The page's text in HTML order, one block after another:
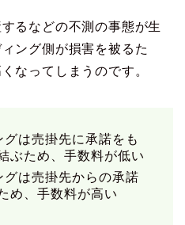
るなどの不測の事態が生
ング側が損害を被るた
なってしまうのです。
は売掛先に承諾をも
ぶため、手数料が低い
は売掛先からの承諾
め、手数料が高い